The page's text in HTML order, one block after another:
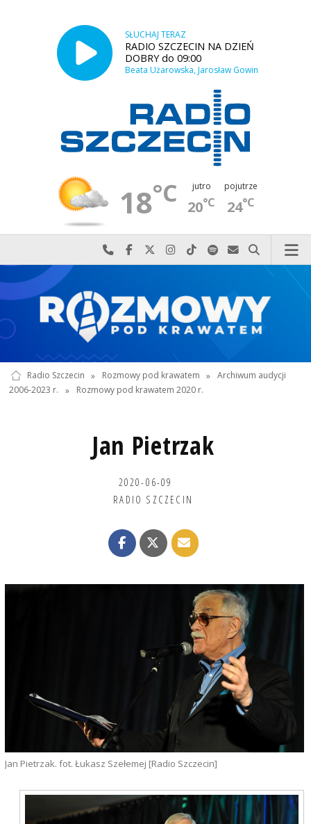
SŁUCHAJ TERAZ
RADIO SZCZECIN NA DZIEŃ
DOBRY do 09:00
Beata Użarowska, Jarosław Gowin
18°C jutro
20°C
pojutrze
24°C
Najlepiej po prostu do nas zadzwoń
Odwiedź nas na Facebook-u
Odwiedź nas na X
Odwiedź nas na Instagram-ie
Odwiedź nas na TikTok-u
Szukaj nas na Spotify
Wyślij do nas
Szukaj
Radio Szczecin » Rozmowy pod krawatem » Archiwum audycji
2006-2023 r.
» Rozmowy pod krawatem 2020 r.
Jan Pietrzak
2020-06-09
RADIO SZCZECIN
Jan Pietrzak. fot. Łukasz Szełemej [Radio Szczecin]